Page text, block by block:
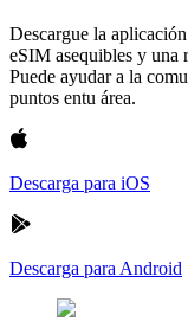
Descargue la
eSIM asequibles y una
Puede ayudar a la
puntos entu área.
Descarga para iOS
Descarga para Android